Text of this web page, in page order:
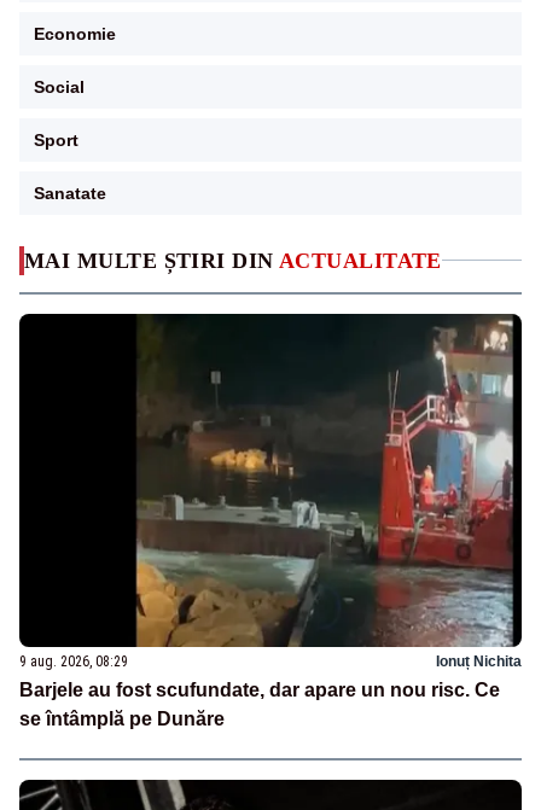
MAI MULTE ȘTIRI DIN ACTUALITATE
9 aug. 2026, 08:29 Ionuț Nichita
Barjele au fost scufundate, dar apare un nou risc. Ce
se întâmplă pe Dunăre
Economie
Social
Sport
Sanatate